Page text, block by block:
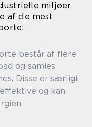
miljøer
af de mest
består af flere
og samles
Disse er særligt
og kan